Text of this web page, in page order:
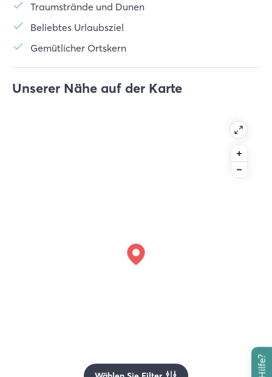
Traumstrände und Dunen
Beliebtes Urlaubsziel
Gemütlicher Ortskern
Unserer Nähe auf der Karte